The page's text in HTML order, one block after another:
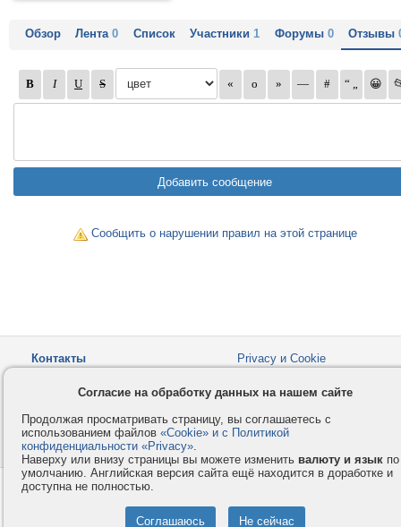
Обзор Лента0 Список Участники1 Форумы 0 Отзывы
Сообщить о нарушении правил на этой странице
Контакты
Privacy и Cookie
Как оплатить
Форумы
© 2008-2026VMESTE.EU
Согласие на обработку данных на нашем сайте
Продолжая просматривать страницу, вы соглашаетесь с
использованием файлов «Cookie» и с Политикой
конфиденциальности «Privacy».
Наверху или внизу страницы вы можете изменить валюту и язык по
умолчанию. Английская версия сайта ещё находится в доработке и
доступна не полностью.